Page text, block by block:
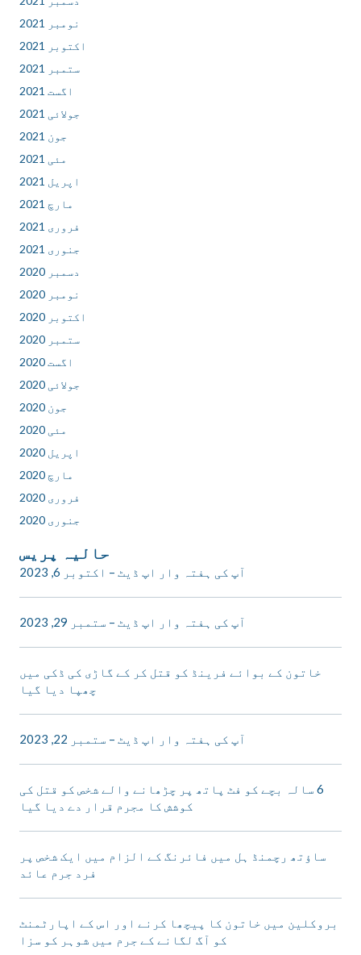
نومبر 2021
اکتوبر 2021
ستمبر 2021
اگست 2021
جولائی 2021
جون 2021
مئی 2021
اپریل 2021
مارچ 2021
فروری 2021
جنوری 2021
دسمبر 2020
نومبر 2020
اکتوبر 2020
ستمبر 2020
اگست 2020
جولائی 2020
جون 2020
مئی 2020
اپریل 2020
مارچ 2020
فروری 2020
جنوری 2020
حالیہ پریس
آپ کی ہفتہ وار اپ ڈیٹ – اکتوبر 6, 2023
آپ کی ہفتہ وار اپ ڈیٹ – ستمبر 29, 2023
خاتون کے بوائے فرینڈ کو قتل کر کے گاڑی کی ڈکی میں
چھپا دیا گیا
آپ کی ہفتہ وار اپ ڈیٹ – ستمبر 22, 2023
6 سالہ بچے کو فٹ پاتھ پر چڑھانے والے شخص کو قتل کی
کوشش کا مجرم قرار دے دیا گیا
ساؤتھ رچمنڈ ہل میں فائرنگ کے الزام میں ایک شخص پر
فرد جرم عائد
بروکلین میں خاتون کا پیچھا کرنے اور اس کے اپارٹمنٹ
کو آگ لگانے کے جرم میں شوہر کو سزا